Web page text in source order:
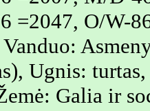
=2047, O/W-
Ugnis:
Galia ir